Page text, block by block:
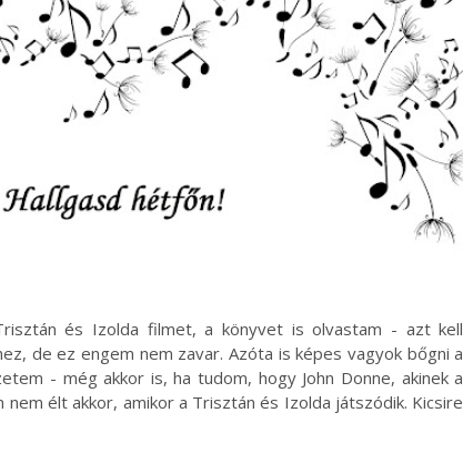
és Izolda filmet, a könyvet is olvastam - azt kell
de ez engem nem zavar. Azóta is képes vagyok bőgni a
- még akkor is, ha tudom, hogy John Donne, akinek a
élt akkor, amikor a Trisztán és Izolda játszódik. Kicsire